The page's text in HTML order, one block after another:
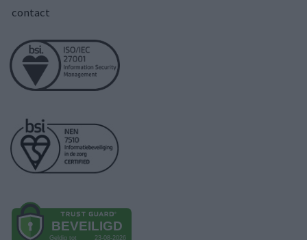
contact